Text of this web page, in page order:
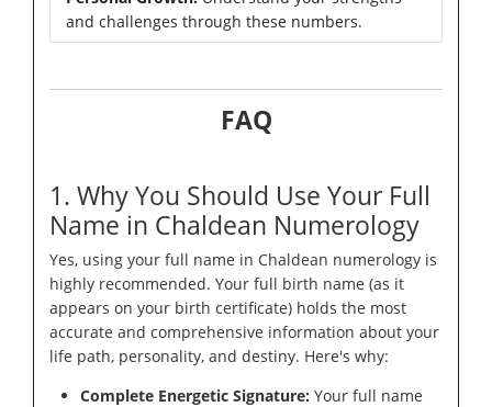
and challenges through these numbers.
FAQ
1. Why You Should Use Your Full
Name in Chaldean Numerology
Yes, using your full name in Chaldean numerology is
highly recommended. Your full birth name (as it
appears on your birth certificate) holds the most
accurate and comprehensive information about your
life path, personality, and destiny. Here's why:
Complete Energetic Signature: Your full name